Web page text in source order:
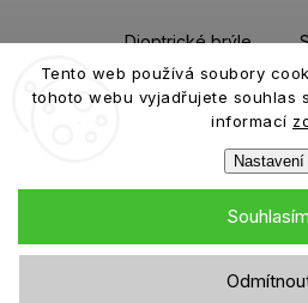
Tento web používá soubory
tohoto webu vyjadřujete souhlas
informací
Nastavení
Souhlasím
Dioptrické brýle
Sportovní brýle
Roztoky a oční
Copyright 2026eiffeloptic.cz.